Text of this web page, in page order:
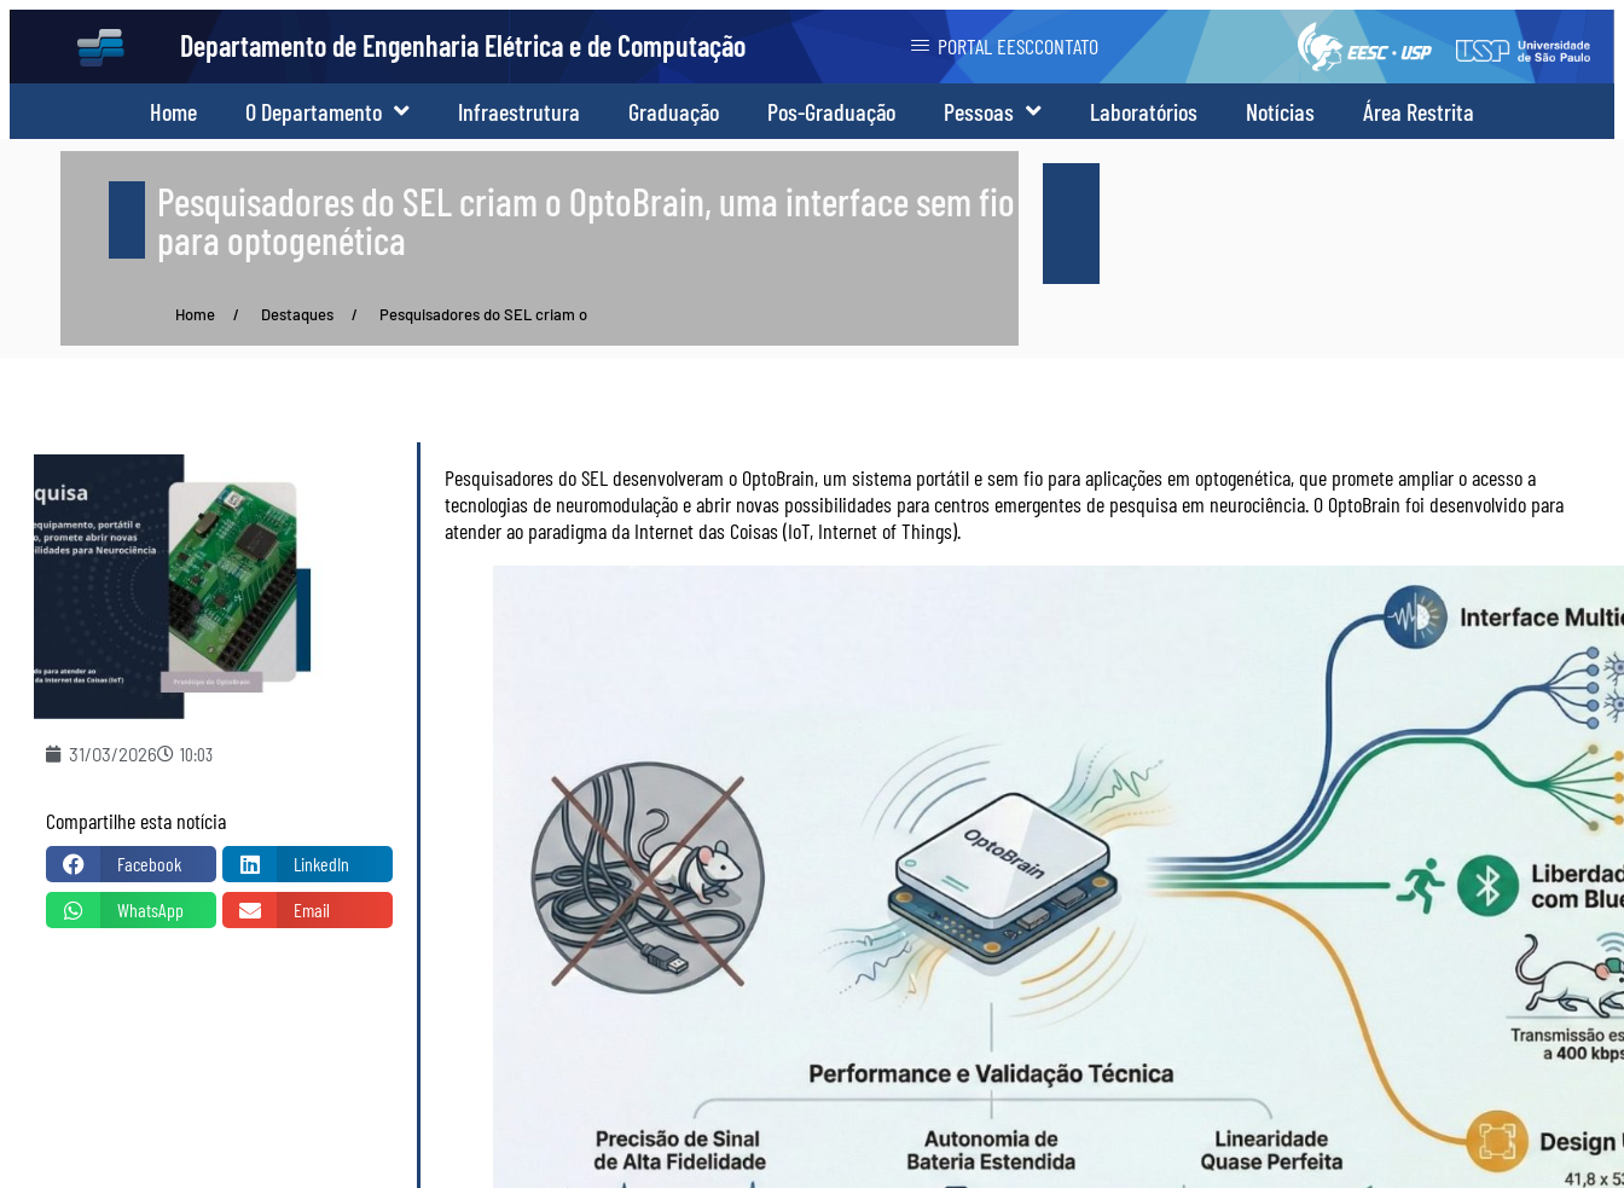
Departamento de Engenharia Elétrica e de Computação PORTAL EESCCONTATO
Home O Departamento Infraestrutura Graduação Pos-Graduação Pessoas Laboratórios Notícias Área Restrita
Pesquisadores do SEL criam o OptoBrain, uma interface sem fio
para optogenética
Home / Destaques / Pesquisadores do SEL criam o
31/03/2026 10:03
Compartilhe esta notícia
Facebook
LinkedIn
WhatsApp
Email
Pesquisadores do SEL desenvolveram o OptoBrain, um sistema portátil e sem fio para aplicações em optogenética, que promete ampliar o acesso a
tecnologias de neuromodulação e abrir novas possibilidades para centros emergentes de pesquisa em neurociência. O OptoBrain foi desenvolvido para
atender ao paradigma da Internet das Coisas (IoT, Internet of Things).